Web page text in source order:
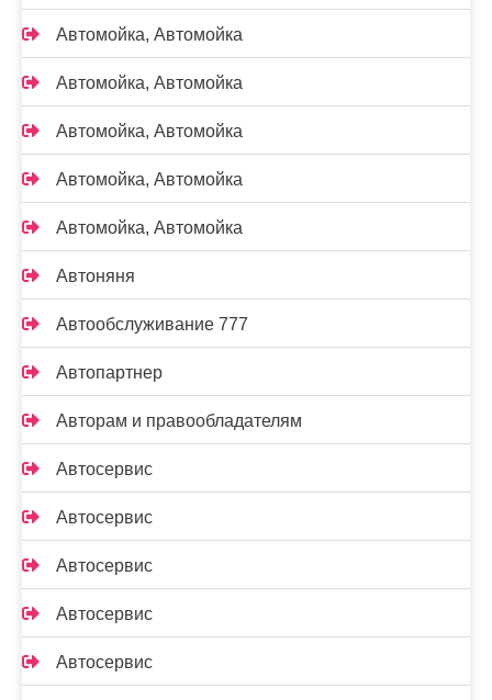
Автомойка, Автомойка
Автомойка, Автомойка
Автомойка, Автомойка
Автомойка, Автомойка
Автомойка, Автомойка
Автоняня
Автообслуживание 777
Автопартнер
Авторам и правообладателям
Автосервис
Автосервис
Автосервис
Автосервис
Автосервис